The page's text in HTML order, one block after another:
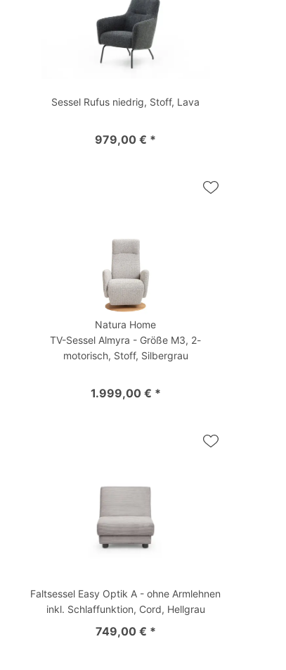
Sessel Rufus niedrig, Stoff, Lava
979,00 € *
Natura Home
TV-Sessel Almyra - Größe M3, 2-
motorisch, Stoff, Silbergrau
1.999,00 € *
Faltsessel Easy Optik A - ohne Armlehnen
inkl. Schlaffunktion, Cord, Hellgrau
749,00 € *